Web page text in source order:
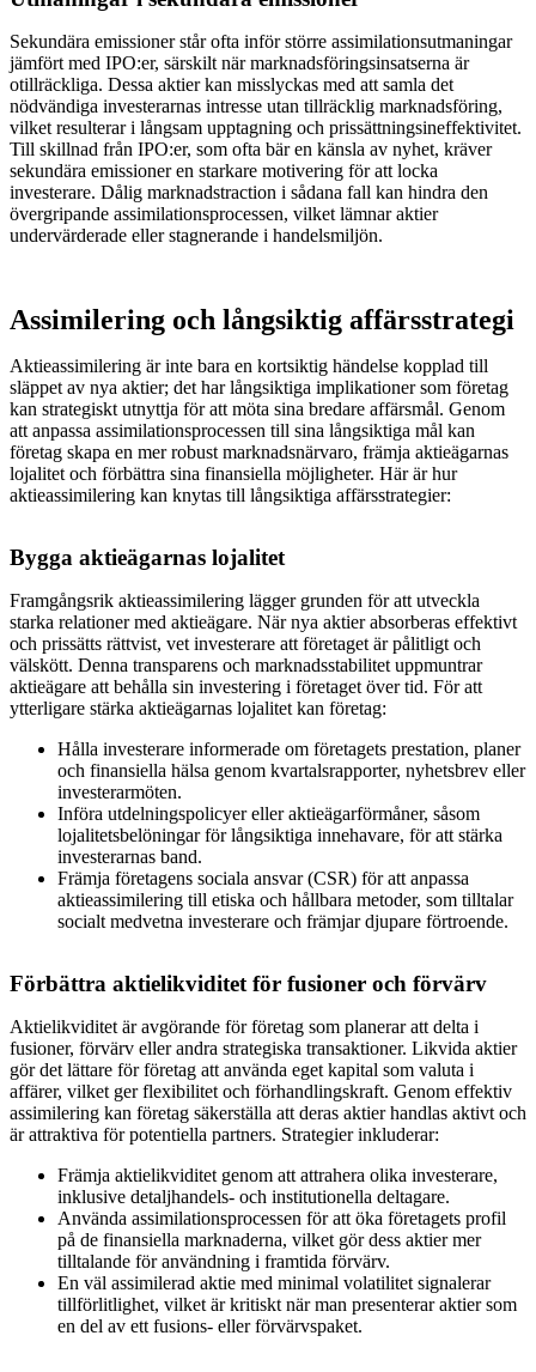
Sekundära emissioner står ofta inför större assimilationsutmaningar
jämfört med IPO:er, särskilt när marknadsföringsinsatserna är
otillräckliga. Dessa aktier kan misslyckas med att samla det
nödvändiga investerarnas intresse utan tillräcklig marknadsföring,
vilket resulterar i långsam upptagning och prissättningsineffektivitet.
Till skillnad från IPO:er, som ofta bär en känsla av nyhet, kräver
sekundära emissioner en starkare motivering för att locka
investerare. Dålig marknadstraction i sådana fall kan hindra den
övergripande assimilationsprocessen, vilket lämnar aktier
undervärderade eller stagnerande i handelsmiljön.
Assimilering och långsiktig affärsstrategi
Aktieassimilering är inte bara en kortsiktig händelse kopplad till
släppet av nya aktier; det har långsiktiga implikationer som företag
kan strategiskt utnyttja för att möta sina bredare affärsmål. Genom
att anpassa assimilationsprocessen till sina långsiktiga mål kan
företag skapa en mer robust marknadsnärvaro, främja aktieägarnas
lojalitet och förbättra sina finansiella möjligheter. Här är hur
aktieassimilering kan knytas till långsiktiga affärsstrategier:
Bygga aktieägarnas lojalitet
Framgångsrik aktieassimilering lägger grunden för att utveckla
starka relationer med aktieägare. När nya aktier absorberas effektivt
och prissätts rättvist, vet investerare att företaget är pålitligt och
välskött. Denna transparens och marknadsstabilitet uppmuntrar
aktieägare att behålla sin investering i företaget över tid. För att
ytterligare stärka aktieägarnas lojalitet kan företag:
Hålla investerare informerade om företagets prestation, planer
och finansiella hälsa genom kvartalsrapporter, nyhetsbrev eller
investerarmöten.
Införa utdelningspolicyer eller aktieägarförmåner, såsom
lojalitetsbelöningar för långsiktiga innehavare, för att stärka
investerarnas band.
Främja företagens sociala ansvar (CSR) för att anpassa
aktieassimilering till etiska och hållbara metoder, som tilltalar
socialt medvetna investerare och främjar djupare förtroende.
Förbättra aktielikviditet för fusioner och förvärv
Aktielikviditet är avgörande för företag som planerar att delta i
fusioner, förvärv eller andra strategiska transaktioner. Likvida aktier
gör det lättare för företag att använda eget kapital som valuta i
affärer, vilket ger flexibilitet och förhandlingskraft. Genom effektiv
assimilering kan företag säkerställa att deras aktier handlas aktivt och
är attraktiva för potentiella partners. Strategier inkluderar:
Främja aktielikviditet genom att attrahera olika investerare,
inklusive detaljhandels- och institutionella deltagare.
Använda assimilationsprocessen för att öka företagets profil
på de finansiella marknaderna, vilket gör dess aktier mer
tilltalande för användning i framtida förvärv.
En väl assimilerad aktie med minimal volatilitet signalerar
tillförlitlighet, vilket är kritiskt när man presenterar aktier som
en del av ett fusions- eller förvärvspaket.